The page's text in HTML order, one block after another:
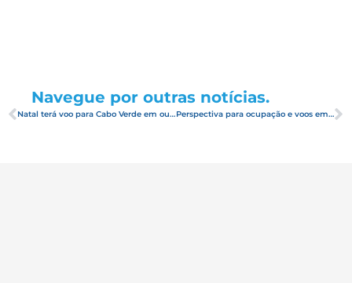
Navegue por outras notícias.
Natal terá voo para Cabo Verde em outubro Perspectiva para ocupação e voos em julho é positiva